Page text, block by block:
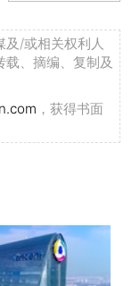
及/或相关权利人
、摘编、复制及
，获得书面